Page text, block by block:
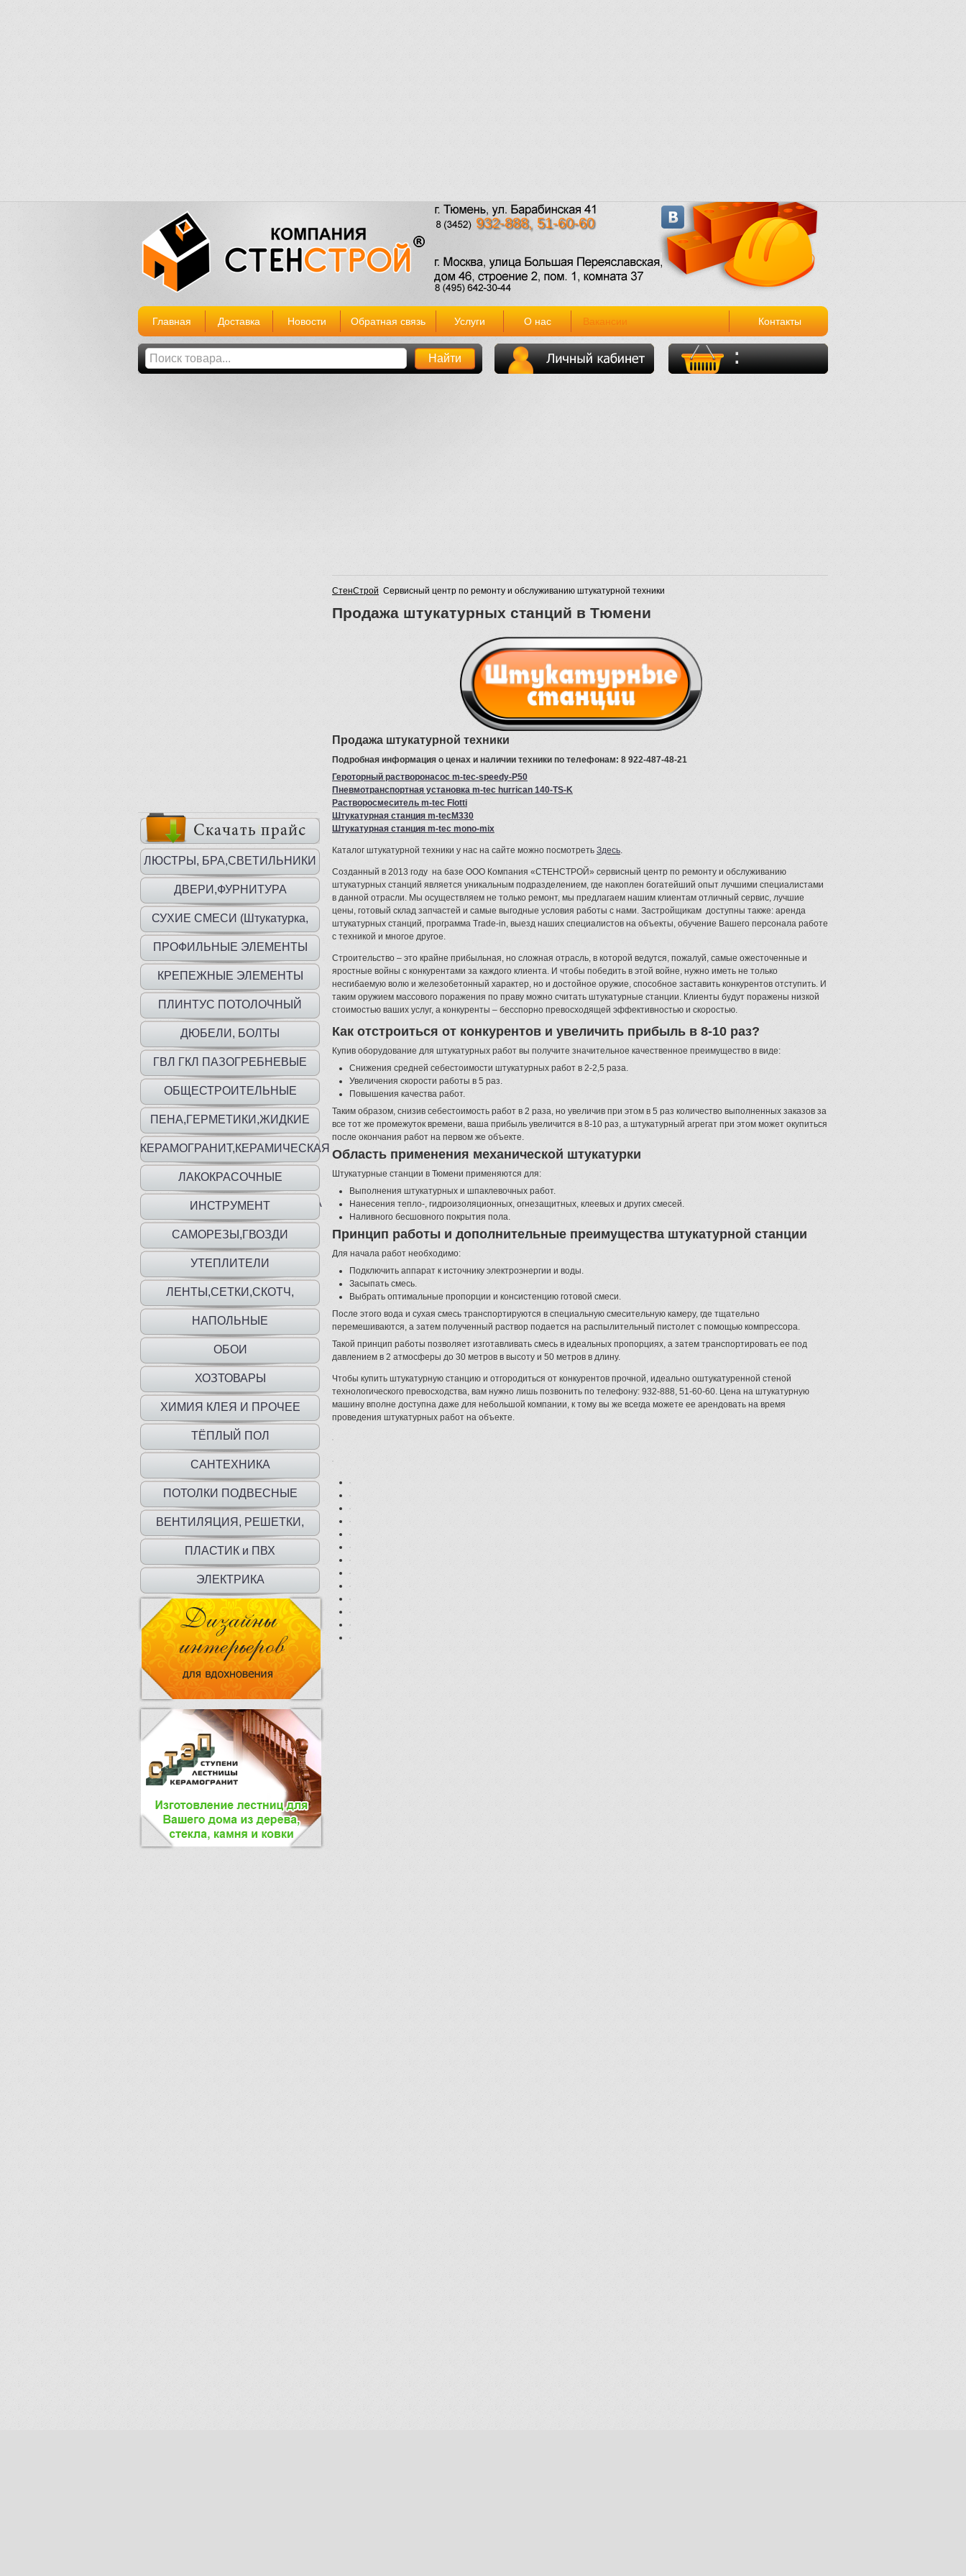
932-888, 51-60-60
Главная Доставка Новости Обратная связь Услуги О нас Вакансии Контакты
0 Товаров
ЛЮСТРЫ, БРА,СВЕТИЛЬНИКИ
ДВЕРИ,ФУРНИТУРА
СУХИЕ СМЕСИ (Штукатурка,
шпаклевка, клей)
ПРОФИЛЬНЫЕ ЭЛЕМЕНТЫ
КРЕПЕЖНЫЕ ЭЛЕМЕНТЫ
ПЛИНТУС ПОТОЛОЧНЫЙ
ДЮБЕЛИ, БОЛТЫ
ГВЛ ГКЛ ПАЗОГРЕБНЕВЫЕ
ПЛИТЫ
ОБЩЕСТРОИТЕЛЬНЫЕ
МАТЕРИАЛЫ
ПЕНА,ГЕРМЕТИКИ,ЖИДКИЕ
ГВОЗДИ
КЕРАМОГРАНИТ,КЕРАМИЧЕСКАЯ
ПЛИТКА
ЛАКОКРАСОЧНЫЕ
МАТ.,ГРУНТЫ,ГИДР,ШПАТЛЕВКА
ИНСТРУМЕНТ
САМОРЕЗЫ,ГВОЗДИ
УТЕПЛИТЕЛИ
ЛЕНТЫ,СЕТКИ,СКОТЧ,
ПЛЕНКА,МЕШКИ
НАПОЛЬНЫЕ
ПОКРЫТИЯ,ПЛИНТУС,ПОРОГИ
ОБОИ
ХОЗТОВАРЫ
ХИМИЯ КЛЕЯ И ПРОЧЕЕ
ТЁПЛЫЙ ПОЛ
САНТЕХНИКА
ПОТОЛКИ ПОДВЕСНЫЕ
ВЕНТИЛЯЦИЯ, РЕШЕТКИ,
ДВЕРЦЫ
ПЛАСТИК и ПВХ
ЭЛЕКТРИКА
СтенСтрой Сервисный центр по ремонту и обслуживанию штукатурной техники
Продажа штукатурных станций в Тюмени
Продажа штукатурной техники
Подробная информация о ценах и наличии техники по телефонам: 8 922-487-48-21
Героторный растворонасос m-tec-speedy-P50
Пневмотранспортная установка m-tec hurrican 140-TS-K
Растворосмеситель m-tec Flotti
Штукатурная станция m-tecM330
Штукатурная станция m-tec mono-mix
Каталог штукатурной техники у нас на сайте можно посмотреть Здесь.
Созданный в 2013 году на базе ООО Компания «СТЕНСТРОЙ» сервисный центр по ремонту и обслуживанию
штукатурных станций является уникальным подразделением, где накоплен богатейший опыт лучшими специалистами
в данной отрасли. Мы осуществляем не только ремонт, мы предлагаем нашим клиентам отличный сервис, лучшие
цены, готовый склад запчастей и самые выгодные условия работы с нами. Застройщикам доступны также: аренда
штукатурных станций, программа Trade-in, выезд наших специалистов на объекты, обучение Вашего персонала работе
с техникой и многое другое.
Строительство – это крайне прибыльная, но сложная отрасль, в которой ведутся, пожалуй, самые ожесточенные и
яростные войны с конкурентами за каждого клиента. И чтобы победить в этой войне, нужно иметь не только
несгибаемую волю и железобетонный характер, но и достойное оружие, способное заставить конкурентов отступить. И
таким оружием массового поражения по праву можно считать штукатурные станции. Клиенты будут поражены низкой
стоимостью ваших услуг, а конкуренты – бесспорно превосходящей эффективностью и скоростью.
Как отстроиться от конкурентов и увеличить прибыль в 8-10 раз?
Купив оборудование для штукатурных работ вы получите значительное качественное преимущество в виде:
Снижения средней себестоимости штукатурных работ в 2-2,5 раза.
Увеличения скорости работы в 5 раз.
Повышения качества работ.
Таким образом, снизив себестоимость работ в 2 раза, но увеличив при этом в 5 раз количество выполненных заказов за
все тот же промежуток времени, ваша прибыль увеличится в 8-10 раз, а штукатурный агрегат при этом может окупиться
после окончания работ на первом же объекте.
Область применения механической штукатурки
Штукатурные станции в Тюмени применяются для:
Выполнения штукатурных и шпаклевочных работ.
Нанесения тепло-, гидроизоляционных, огнезащитных, клеевых и других смесей.
Наливного бесшовного покрытия пола.
Принцип работы и дополнительные преимущества штукатурной станции
Для начала работ необходимо:
Подключить аппарат к источнику электроэнергии и воды.
Засыпать смесь.
Выбрать оптимальные пропорции и консистенцию готовой смеси.
После этого вода и сухая смесь транспортируются в специальную смесительную камеру, где тщательно
перемешиваются, а затем полученный раствор подается на распылительный пистолет с помощью компрессора.
Такой принцип работы позволяет изготавливать смесь в идеальных пропорциях, а затем транспортировать ее под
давлением в 2 атмосферы до 30 метров в высоту и 50 метров в длину.
Чтобы купить штукатурную станцию и отгородиться от конкурентов прочной, идеально оштукатуренной стеной
технологического превосходства, вам нужно лишь позвонить по телефону: 932-888, 51-60-60. Цена на штукатурную
машину вполне доступна даже для небольшой компании, к тому вы же всегда можете ее арендовать на время
проведения штукатурных работ на объекте.